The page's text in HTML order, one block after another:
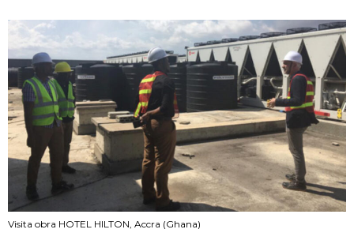
Visita obra HOTEL HILTON, Accra (Ghana)